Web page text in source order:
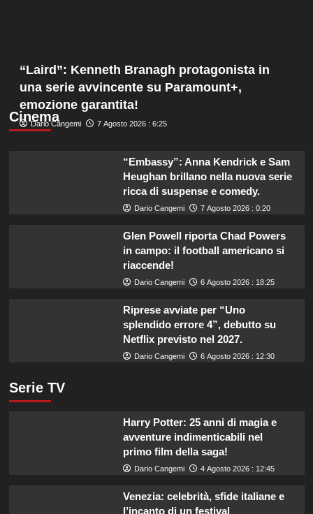
Cinema
“Laird”: Kenneth Branagh protagonista in
una serie avvincente su Paramount+,
emozione garantita!
Dario Cangemi 7 Agosto 2026 : 6:25
“Embassy”: Anna Kendrick e Sam
Heughan brillano nella nuova serie
ricca di suspense e comedy.
Dario Cangemi 7 Agosto 2026 : 0:20
Glen Powell riporta Chad Powers
in campo: il football americano si
riaccende!
Dario Cangemi 6 Agosto 2026 : 18:25
Riprese avviate per “Uno
splendido errore 4”, debutto su
Netflix previsto nel 2027.
Dario Cangemi 6 Agosto 2026 : 12:30
Serie TV
Harry Potter: 25 anni di magia e
avventure indimenticabili nel
primo film della saga!
Dario Cangemi 4 Agosto 2026 : 12:45
Venezia: celebrità, sfide italiane e
l’incanto di un festival